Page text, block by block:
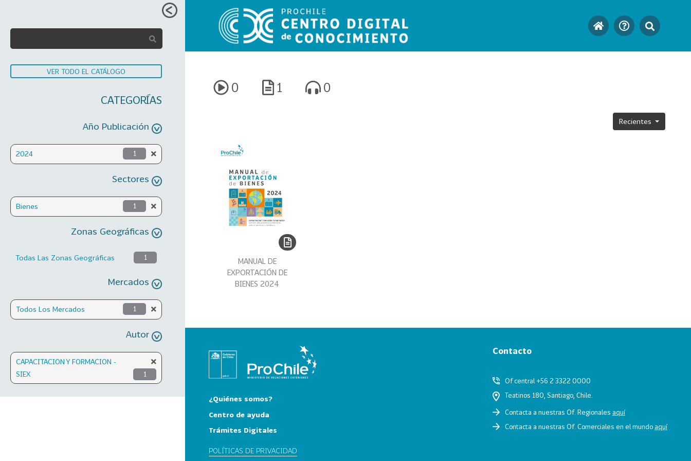
VER TODO EL CATÁLOGO
CATEGORÍAS
Año Publicación
2024 1
Sectores
Bienes 1
Zonas Geográficas
Todas Las Zonas Geográficas 1
Mercados
Todos Los Mercados 1
Autor
CAPACITACION Y FORMACION -
SIEX
1
0 1 0
Recientes
MANUAL DE
EXPORTACIÓN DE
BIENES 2024
¿Quiénes somos?
Centro de ayuda
Trámites Digitales
POLÍTICAS DE PRIVACIDAD
Contacto
Of central +56 2 3322 0000
Teatinos 180, Santiago, Chile.
Contacta a nuestras Of. Regionales aquí
Contacta a nuestras Of. Comerciales en el mundoaquí